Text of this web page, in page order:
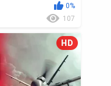
0%
107
HD